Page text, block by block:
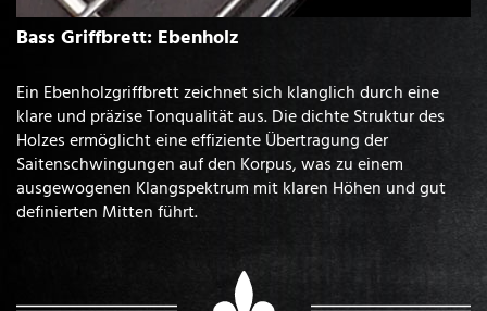
Bass Griffbrett: Ebenholz
Ein Ebenholzgriffbrett zeichnet sich klanglich durch eine
klare und präzise Tonqualität aus. Die dichte Struktur des
Holzes ermöglicht eine effiziente Übertragung der
Saitenschwingungen auf den Korpus, was zu einem
ausgewogenen Klangspektrum mit klaren Höhen und gut
definierten Mitten führt.